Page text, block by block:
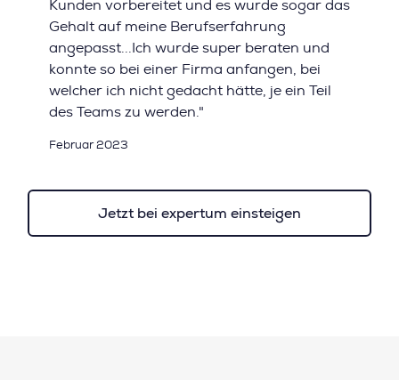
Kunden vorbereitet und es wurde sogar das
Gehalt auf meine Berufserfahrung
angepasst...Ich wurde super beraten und
konnte so bei einer Firma anfangen, bei
welcher ich nicht gedacht hätte, je ein Teil
des Teams zu werden."
Februar 2023
Jetzt bei expertum einsteigen